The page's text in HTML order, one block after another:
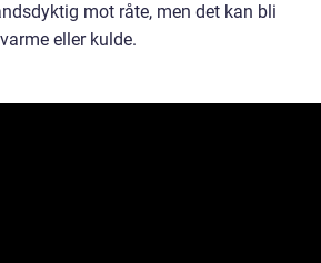
mot råte, men det kan bli
eller kulde.